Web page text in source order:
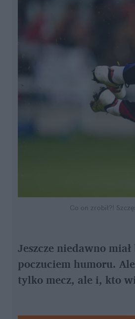
Co on zrobił?!
Jeszcze niedawno
poczuciem humoru.
tylko mecz, ale i, kto